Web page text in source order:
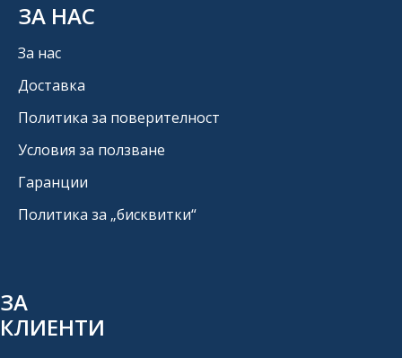
ЗА НАС
За нас
Доставка
Политика за поверителност
Условия за ползване
Гаранции
Политика за „бисквитки“
ЗА
КЛИЕНТИ